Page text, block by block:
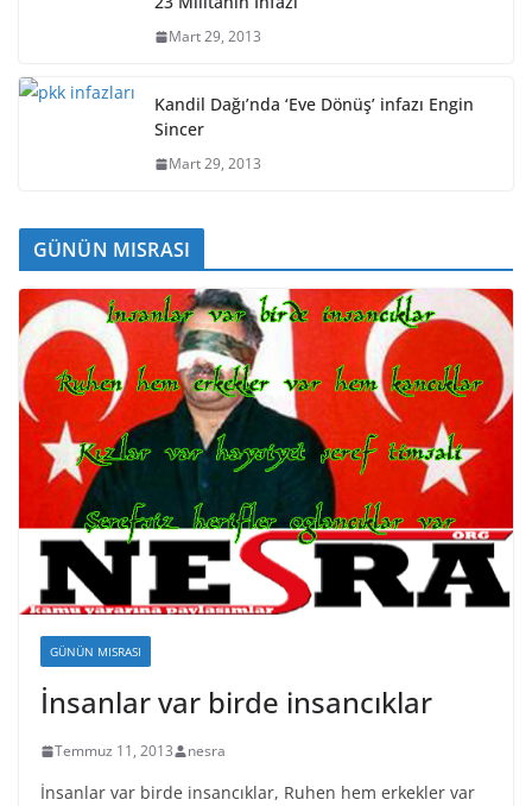
Mart 29, 2013
Kandil Dağı’nda ‘Eve Dönüş’ infazı Engin
Sincer
Mart 29, 2013
GÜNÜN MISRASI
GÜNÜN MISRASI
İnsanlar var birde insancıklar
Temmuz 11, 2013 nesra
İnsanlar var birde insancıklar, Ruhen hem erkekler var